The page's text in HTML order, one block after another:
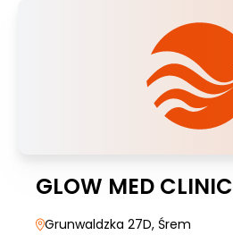
GLOW MED CLINIC
Grunwaldzka 27D, Śrem